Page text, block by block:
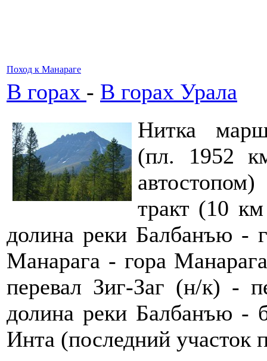
Поход к Манараге
В горах - В горах Урала
Нитка
(пл. 1952
тракт (10
долина реки Балбанъю -
Манарага - гора
перевал Зиг-Заг (н/к) -
долина реки Балбанъю -
Инта (последний